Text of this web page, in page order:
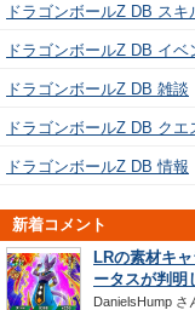
ドラゴンボールZ DB スキ
ドラゴンボールZ DB イベ
ドラゴンボールZ DB 雑談
ドラゴンボールZ DB クエ
ドラゴンボールZ DB 情報
新着コメント
LRの素材キ
ータスが判明
DanielsHump さ